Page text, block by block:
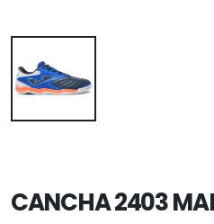
CANCHA 2403